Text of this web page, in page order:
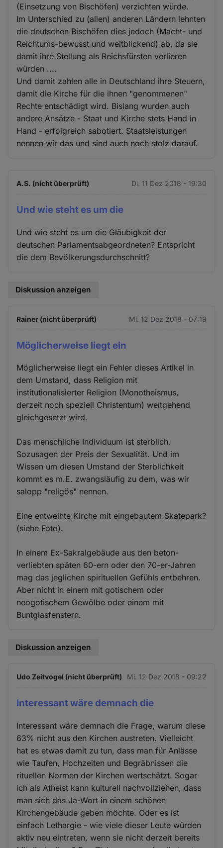
(Einsetzung von Bischöfen) verzichten würde.
Im Unterschied zu (allen) anderen Ländern lehnten
die deutschen Bischöfen dies jedoch (Macht- und
Reichtums-bewusst und weitblickend) ab, da sie
damit ihre Stellung als Reichsfürsten verlieren
würden ....
Und damit zahlen alle in Deutschland ihre Steuern,
damit die Kirche für die ihnen "genommenen"
Rechte entschädigt wird. Bislang wurden auch
andere Ansätze - Staat und Kirche stets Hand in
Hand - erfolgreich sabotiert. Staatsleistungen
nennen wir das und sind auch noch stolz darauf.
A.S. (nicht überprüft) Di. 11 Dez 2018 - 19:30
Und wie steht es um die
Und wie steht es um die Gläubigkeit der
deutschen Parlamentsabgeordneten? Entspricht
die dem Bevölkerungsdurchschnitt?
Diskussion anzeigen
Rainer (nicht überprüft) Mi. 12 Dez 2018 - 07:19
Möglicherweise liegt ein
Möglicherweise liegt ein Fehler dieses Artikel in
dem Umstand, dass Religion mit
institutionalisierter Religion (Monotheismus,
derzeit noch speziell Christentum) weitgehend
gleichgesetzt wird.
Das menschliche Individuum ist sterblich.
Sozusagen der Preis der Sexualität. Und im
Wissen um diesen Umstand der Sterblichkeit
kommt es m.E. zwangsläufig zu dem, was wir
salopp "religös" nennen.
Eine entweihte Kirche mit eingebautem Skatepark?
(siehe Foto).
In einem Ex-Sakralgebäude aus den beton-
verliebten späten 60-ern oder den 70-er-Jahren
mag das jeglichen spirituellen Gefühls entbehren.
Aber nicht in einem mit gotischem oder
neogotischem Gewölbe oder einem mit
Buntglasfenstern.
Diskussion anzeigen
Udo Zeitvogel (nicht überprüft) Mi. 12 Dez 2018 - 09:22
Interessant wäre demnach die
Interessant wäre demnach die Frage, warum diese
63% nicht aus den Kirchen austreten. Vielleicht
hat es etwas damit zu tun, dass man für Anlässe
wie Taufen, Hochzeiten und Begräbnissen die
rituellen Normen der Kirchen wertschätzt. Sogar
ich als Atheist kann kulturell nachvollziehen, dass
man sich das Ja-Wort in einem schönen
Kirchengebäude geben möchte. Oder es ist
einfach Lethargie - wie viele dieser Leute würden
aktiv neu eintreten, wenn sie nicht derzeit bereits